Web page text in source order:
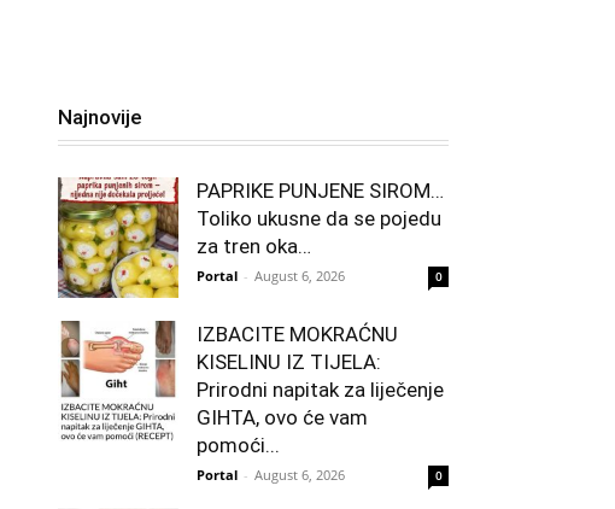
Najnovije
PAPRIKE PUNJENE SIROM…
Toliko ukusne da se pojedu
za tren oka…
Portal - August 6, 2026 0
IZBACITE MOKRAĆNU
KISELINU IZ TIJELA:
Prirodni napitak za liječenje
GIHTA, ovo će vam
pomoći...
Portal - August 6, 2026 0